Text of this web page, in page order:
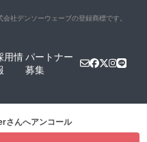
会社デンソーウェーブの登録商標です。
用情パートナー
募集
さんへアンコール